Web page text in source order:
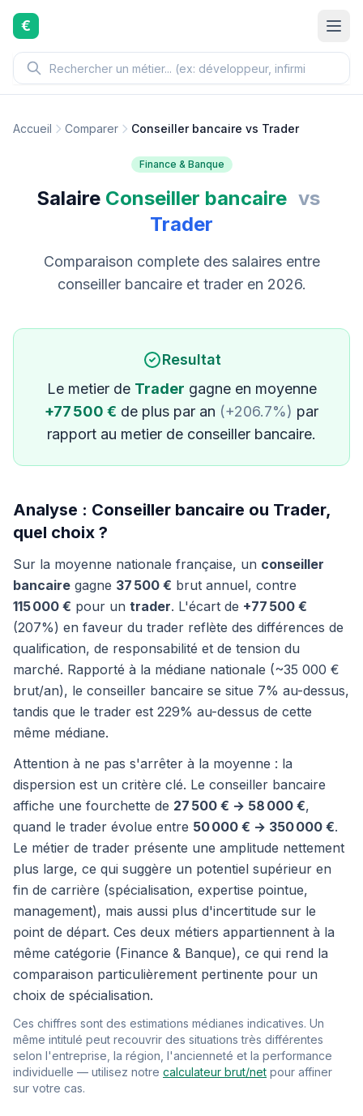
Aller au contenu principal
€
Accueil Comparer Conseiller bancaire vs Trader
Finance & Banque
Salaire Conseiller bancaire vs
Trader
Comparaison complete des salaires entre
conseiller bancaire et trader en 2026.
Resultat
Le metier de Trader gagne en moyenne
+77 500 € de plus par an (+206.7%) par
rapport au metier de conseiller bancaire.
Analyse : Conseiller bancaire ou Trader,
quel choix ?
Sur la moyenne nationale française, un conseiller
bancaire gagne 37 500 € brut annuel, contre
115 000 € pour un trader. L'écart de +77 500 €
(207%) en faveur du trader reflète des différences de
qualification, de responsabilité et de tension du
marché. Rapporté à la médiane nationale (~35 000 €
brut/an), le conseiller bancaire se situe 7% au-dessus,
tandis que le trader est 229% au-dessus de cette
même médiane.
Attention à ne pas s'arrêter à la moyenne : la
dispersion est un critère clé. Le conseiller bancaire
affiche une fourchette de 27 500 € → 58 000 €,
quand le trader évolue entre 50 000 € → 350 000 €.
Le métier de trader présente une amplitude nettement
plus large, ce qui suggère un potentiel supérieur en
fin de carrière (spécialisation, expertise pointue,
management), mais aussi plus d'incertitude sur le
point de départ. Ces deux métiers appartiennent à la
même catégorie (Finance & Banque), ce qui rend la
comparaison particulièrement pertinente pour un
choix de spécialisation.
Ces chiffres sont des estimations médianes indicatives. Un
même intitulé peut recouvrir des situations très différentes
selon l'entreprise, la région, l'ancienneté et la performance
individuelle — utilisez notre calculateur brut/net pour affiner
sur votre cas.